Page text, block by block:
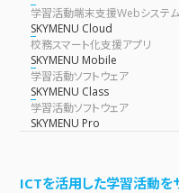
学習活動端末支援Webシステム
SKYMENU Cloud
校務スマート化支援アプリ
SKYMENU Mobile
学習活動ソフトウェア
SKYMENU Class
学習活動ソフトウェア
SKYMENU Pro
ICTを活用した学習活動を